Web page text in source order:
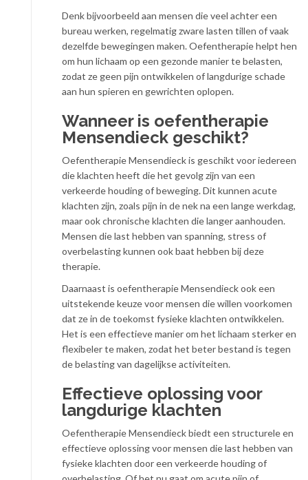
Denk bijvoorbeeld aan mensen die veel achter een
bureau werken, regelmatig zware lasten tillen of vaak
dezelfde bewegingen maken. Oefentherapie helpt hen
om hun lichaam op een gezonde manier te belasten,
zodat ze geen pijn ontwikkelen of langdurige schade
aan hun spieren en gewrichten oplopen.
Wanneer is oefentherapie
Mensendieck geschikt?
Oefentherapie Mensendieck is geschikt voor iedereen
die klachten heeft die het gevolg zijn van een
verkeerde houding of beweging. Dit kunnen acute
klachten zijn, zoals pijn in de nek na een lange werkdag,
maar ook chronische klachten die langer aanhouden.
Mensen die last hebben van spanning, stress of
overbelasting kunnen ook baat hebben bij deze
therapie.
Daarnaast is oefentherapie Mensendieck ook een
uitstekende keuze voor mensen die willen voorkomen
dat ze in de toekomst fysieke klachten ontwikkelen.
Het is een effectieve manier om het lichaam sterker en
flexibeler te maken, zodat het beter bestand is tegen
de belasting van dagelijkse activiteiten.
Effectieve oplossing voor
langdurige klachten
Oefentherapie Mensendieck biedt een structurele en
effectieve oplossing voor mensen die last hebben van
fysieke klachten door een verkeerde houding of